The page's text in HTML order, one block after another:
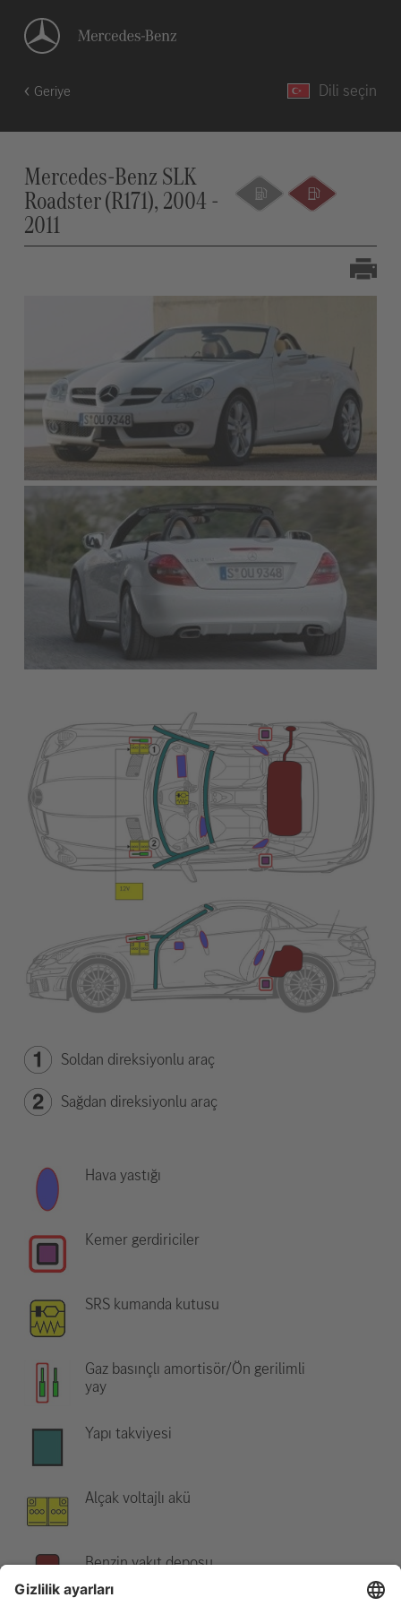
Geriye Dili seçin
Mercedes-Benz SLK
Roadster (R171), 2004 -
2011
Soldan direksiyonlu araç
Sağdan direksiyonlu araç
Hava yastığı
Kemer gerdiriciler
SRS kumanda kutusu
Gaz basınçlı amortisör/Ön gerilimli
yay
Yapı takviyesi
Alçak voltajlı akü
Benzin yakıt deposu